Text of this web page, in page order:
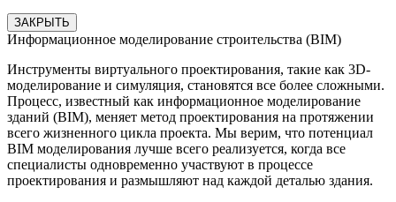
ЗАКРЫТЬ
Информационное моделирование строительства (BIM)
Инструменты виртуального проектирования, такие как 3D-
моделирование и симуляция, становятся все более сложными.
Процесс, известный как информационное моделирование
зданий (BIM), меняет метод проектирования на протяжении
всего жизненного цикла проекта. Мы верим, что потенциал
BIM моделирования лучше всего реализуется, когда все
специалисты одновременно участвуют в процессе
проектирования и размышляют над каждой деталью здания.